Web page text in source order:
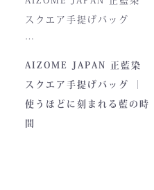
い逸品です。余計な装飾を
一切排し、機能美だけを追
求した姿。そこに宿るの
は、全日本武道具が誇
る“実用美”と魂の職人技で
す。
スクエア手提げバッグ
とってもお洒落な和柄の手
提げバッグです。
内側には2つのポケットが
ついております。
AIZOME JAPAN 正藍染
スクエア手提げバッグ ｜
使うほどに刻まれる藍の時
間